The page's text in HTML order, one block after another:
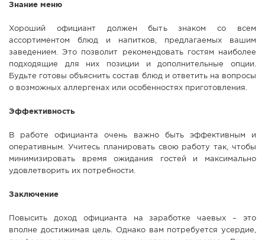
Знание меню
Хороший официант должен быть знаком со всем
ассортиментом блюд и напитков, предлагаемых вашим
заведением. Это позволит рекомендовать гостям наиболее
подходящие для них позиции и дополнительные опции.
Будьте готовы объяснить состав блюд и ответить на вопросы
о возможных аллергенах или особенностях приготовления.
Эффективность
В работе официанта очень важно быть эффективным и
оперативным. Учитесь планировать свою работу так, чтобы
минимизировать время ожидания гостей и максимально
удовлетворить их потребности.
Заключение
Повысить доход официанта на заработке чаевых – это
вполне достижимая цель. Однако вам потребуется усердие,